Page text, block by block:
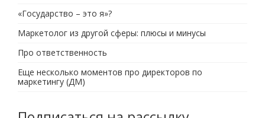
«Государство – это я»?
Маркетолог из другой сферы: плюсы и минусы
Про ответственность
Еще несколько моментов про директоров по
маркетингу (ДМ)